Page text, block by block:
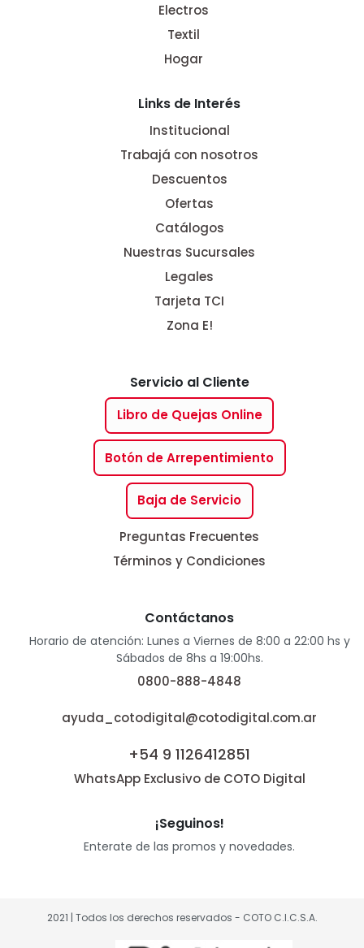
Electros
Textil
Hogar
Links de Interés
Institucional
Trabajá con nosotros
Descuentos
Ofertas
Catálogos
Nuestras Sucursales
Legales
Tarjeta TCI
Zona E!
Servicio al Cliente
Libro de Quejas Online
Botón de Arrepentimiento
Baja de Servicio
Preguntas Frecuentes
Términos y Condiciones
Contáctanos
Horario de atención: Lunes a Viernes de 8:00 a 22:00 hs y
Sábados de 8hs a 19:00hs.
0800-888-4848
ayuda_cotodigital@cotodigital.com.ar
+54 9 1126412851
WhatsApp Exclusivo de COTO Digital
¡Seguinos!
Enterate de las promos y novedades.
2021 | Todos los derechos reservados - COTO C.I.C.S.A.